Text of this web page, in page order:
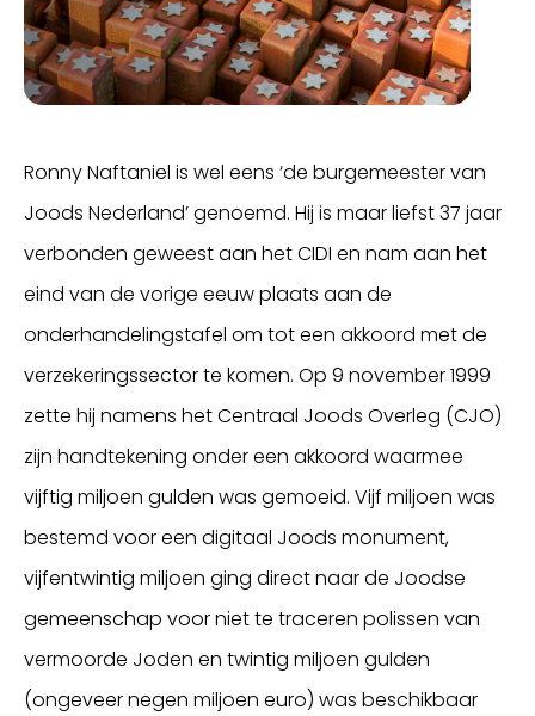
Ronny Naftaniel is wel eens ‘de burgemeester van
Joods Nederland’ genoemd. Hij is maar liefst 37 jaar
verbonden geweest aan het CIDI en nam aan het
eind van de vorige eeuw plaats aan de
onderhandelingstafel om tot een akkoord met de
verzekeringssector te komen. Op 9 november 1999
zette hij namens het Centraal Joods Overleg (CJO)
zijn handtekening onder een akkoord waarmee
vijftig miljoen gulden was gemoeid. Vijf miljoen was
bestemd voor een digitaal Joods monument,
vijfentwintig miljoen ging direct naar de Joodse
gemeenschap voor niet te traceren polissen van
vermoorde Joden en twintig miljoen gulden
(ongeveer negen miljoen euro) was beschikbaar